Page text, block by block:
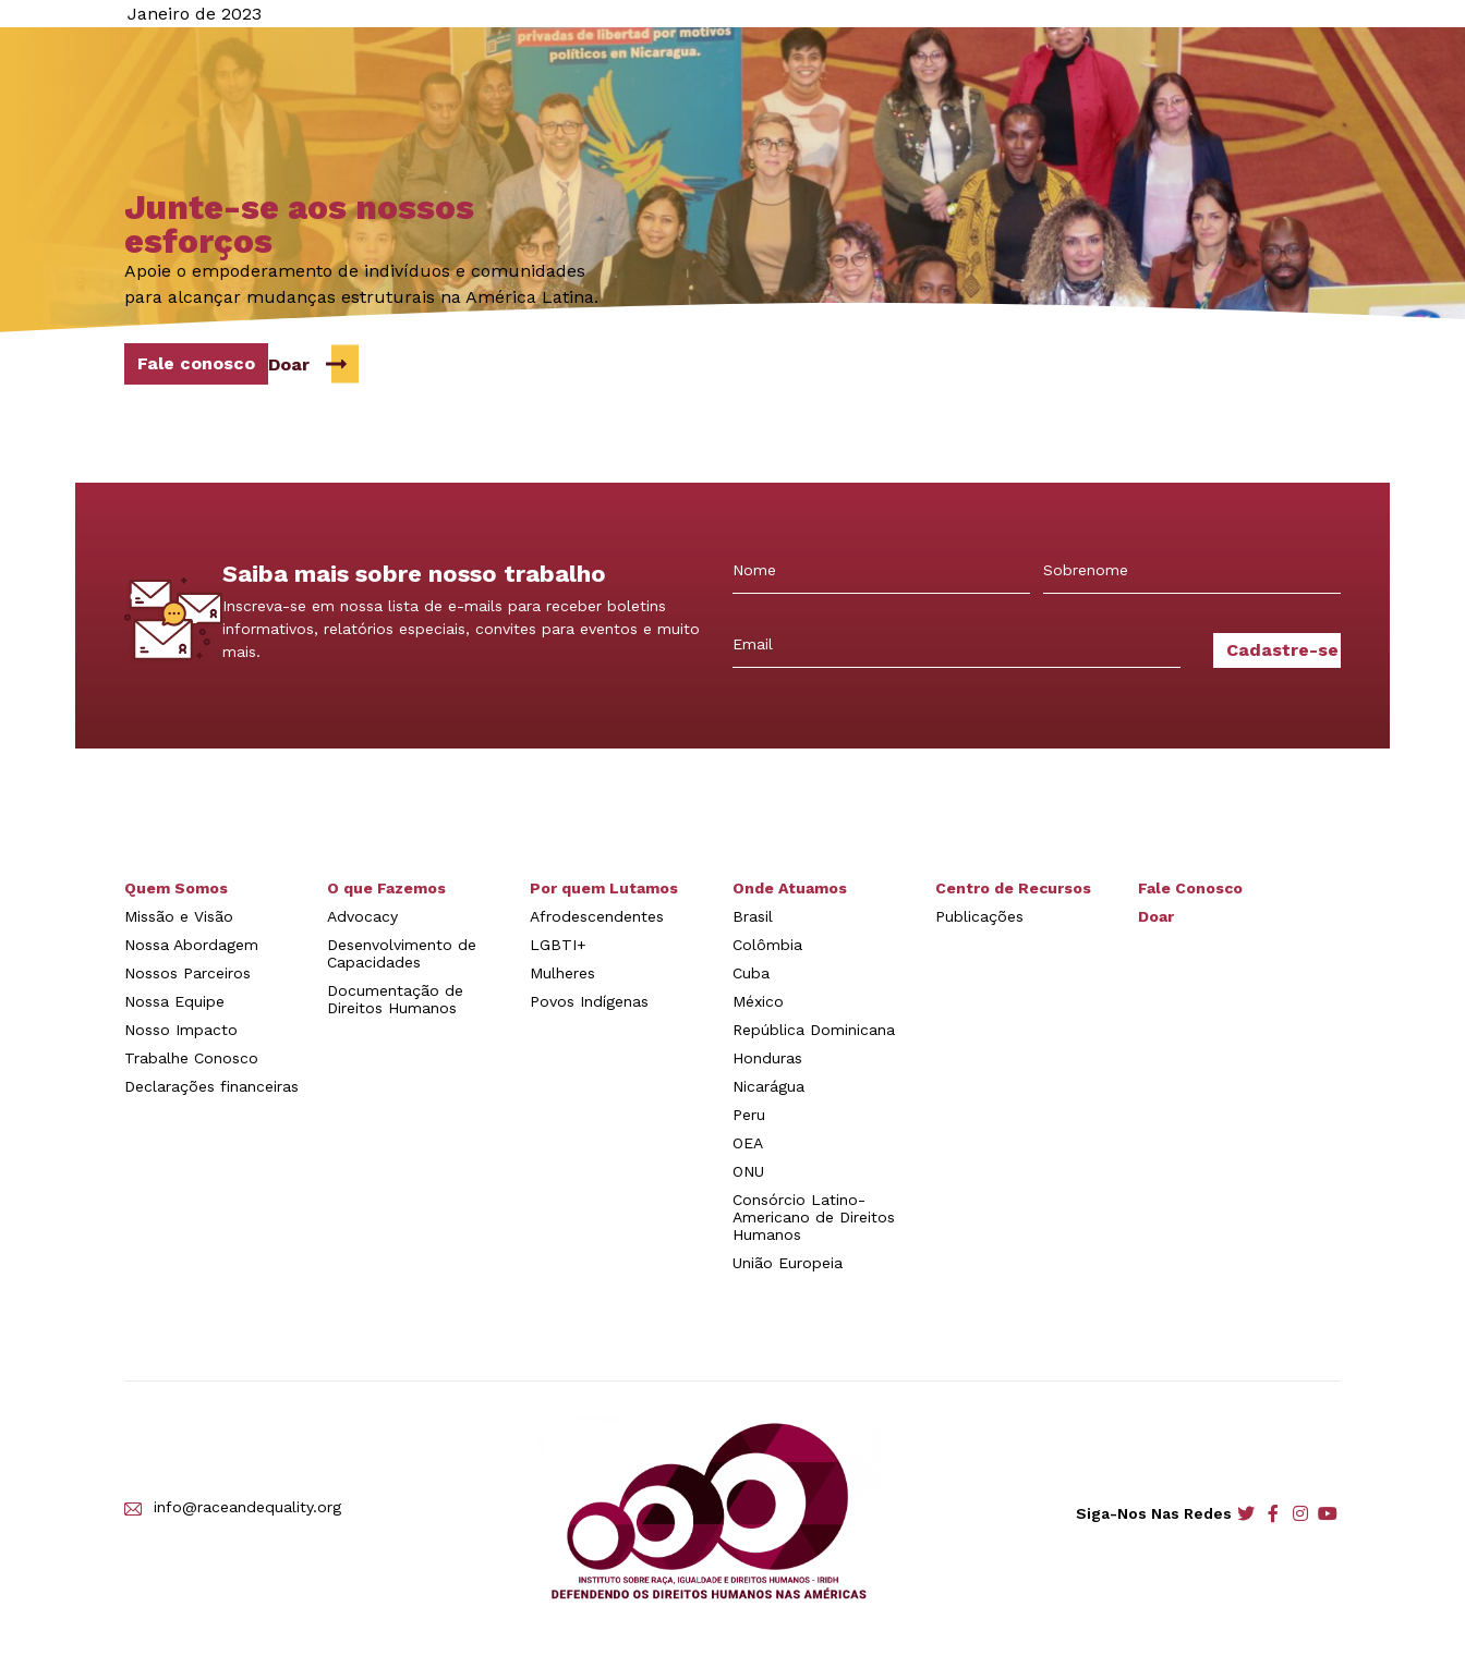
Janeiro de 2023
Junte-se aos nossos
esforços
Apoie o empoderamento de indivíduos e comunidades
para alcançar mudanças estruturais na América Latina.
Fale conosco Doar
Saiba mais sobre nosso trabalho
Inscreva-se em nossa lista de e-mails para receber boletins
informativos, relatórios especiais, convites para eventos e muito
mais.
Quem Somos
Missão e Visão
Nossa Abordagem
Nossos Parceiros
Nossa Equipe
Nosso Impacto
Trabalhe Conosco
Declarações financeiras
O que Fazemos
Advocacy
Desenvolvimento de
Capacidades
Documentação de
Direitos Humanos
Por quem Lutamos
Afrodescendentes
LGBTI+
Mulheres
Povos Indígenas
Onde Atuamos
Brasil
Colômbia
Cuba
México
República Dominicana
Honduras
Nicarágua
Peru
OEA
ONU
Consórcio Latino-
Americano de Direitos
Humanos
União Europeia
Centro de Recursos
Publicações
Fale Conosco
Doar
info@raceandequality.org Siga-Nos Nas Redes socialsocialsocialsocial